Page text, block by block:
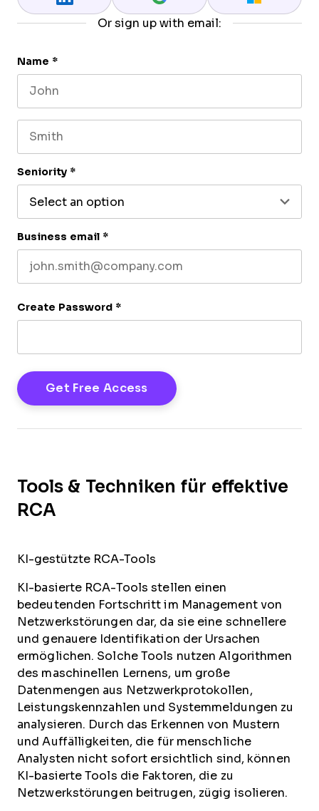
Or sign up with email:
Name *
Seniority *
Business email *
Create Password *
Tools & Techniken für effektive
RCA
KI-gestützte RCA-Tools
KI-basierte RCA-Tools stellen einen
bedeutenden Fortschritt im Management von
Netzwerkstörungen dar, da sie eine schnellere
und genauere Identifikation der Ursachen
ermöglichen. Solche Tools nutzen Algorithmen
des maschinellen Lernens, um große
Datenmengen aus Netzwerkprotokollen,
Leistungskennzahlen und Systemmeldungen zu
analysieren. Durch das Erkennen von Mustern
und Auffälligkeiten, die für menschliche
Analysten nicht sofort ersichtlich sind, können
KI-basierte Tools die Faktoren, die zu
Netzwerkstörungen beitrugen, zügig isolieren.